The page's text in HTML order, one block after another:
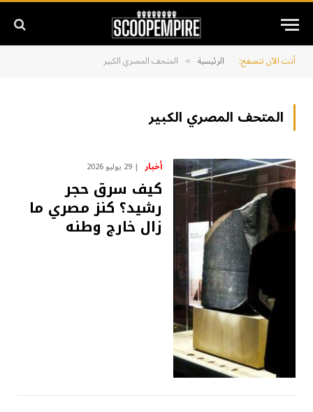
أنت الآن تتصفح: الرئيسية » المتحف المصري الكبير
المتحف المصري الكبير
أخبار 29 يوليو 2026
كيف سرق حجر
رشيد؟ كنز مصري ما
زال خارج وطنه